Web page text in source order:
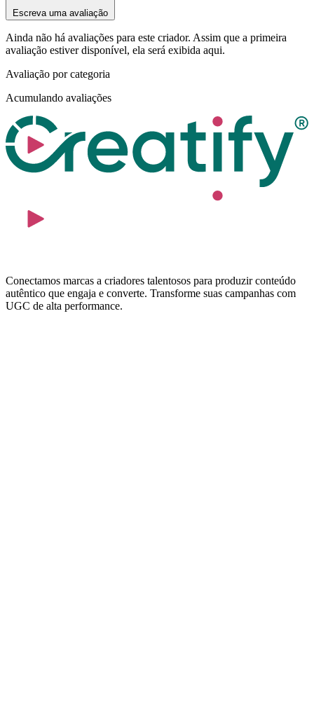
Escreva uma avaliação
Ainda não há avaliações para este criador. Assim que a primeira
avaliação estiver disponível, ela será exibida aqui.
Avaliação por categoria
Acumulando avaliações
Conectamos marcas a criadores talentosos para produzir conteúdo
autêntico que engaja e converte. Transforme suas campanhas com
UGC de alta performance.